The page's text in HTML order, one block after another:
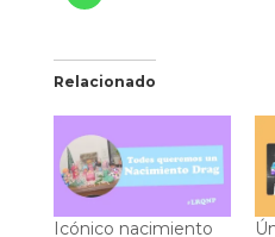
Relacionado
Icónico nacimiento